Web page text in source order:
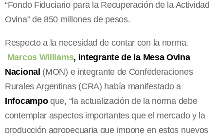
“Fondo Fiduciario para la Recuperación de la Actividad
Ovina” de 850 millones de pesos.
Respecto a la necesidad de contar con la norma,
Marcos Williams, integrante de la Mesa Ovina
Nacional (MON) e integrante de Confederaciones
Rurales Argentinas (CRA) había manifestado a
Infocampoque, “la actualización de la norma debe
contemplar aspectos importantes que el mercado y la
producción agropecuaria que impone en estos nuevos